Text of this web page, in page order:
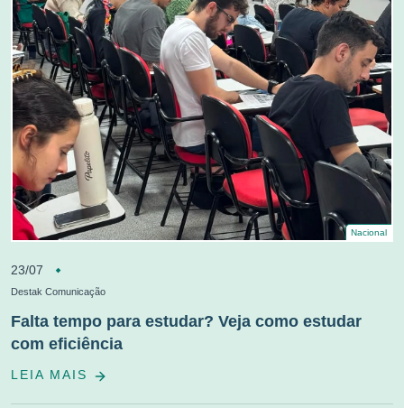
Nacional
23/07
Destak Comunicação
Falta tempo para estudar? Veja como estudar
com eficiência
LEIA MAIS